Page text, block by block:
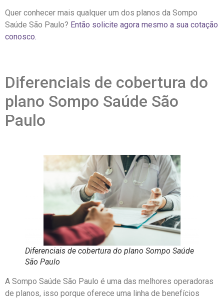
Quer conhecer mais qualquer um dos planos da Sompo
Saúde São Paulo? Então solicite agora mesmo a sua cotação
conosco.
Diferenciais de cobertura do
plano Sompo Saúde São
Paulo
Diferenciais de cobertura do plano Sompo Saúde
São Paulo
A Sompo Saúde São Paulo é uma das melhores operadoras
de planos, isso porque oferece uma linha de benefícios